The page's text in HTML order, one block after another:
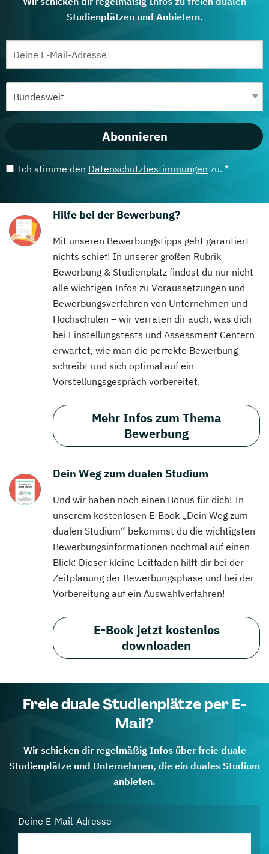
Studienplätzen und Anbietern.
Abonnieren
Ich stimme den Datenschutzbestimmungen zu. *
Hilfe bei der Bewerbung?
Mit unseren Bewerbungstipps geht garantiert
nichts schief! In unserer großen Rubrik
Bewerbung & Studienplatz findest du nur nicht
alle wichtigen Infos zu Voraussetzungen und
Bewerbungsverfahren von Unternehmen und
Hochschulen – wir verraten dir auch, was dich
bei Einstellungstests und Assessment Centern
erwartet, wie man die perfekte Bewerbung
schreibt und sich optimal auf ein
Vorstellungsgespräch vorbereitet.
Mehr Infos zum Thema
Bewerbung
Dein Weg zum dualen Studium
Und wir haben noch einen Bonus für dich! In
unserem kostenlosen E-Book „Dein Weg zum
dualen Studium“ bekommst du die wichtigsten
Bewerbungsinformationen nochmal auf einen
Blick: Dieser kleine Leitfaden hilft dir bei der
Zeitplanung der Bewerbungsphase und bei der
Vorbereitung auf ein Auswahlverfahren!
E-Book jetzt kostenlos
downloaden
Freie duale Studienplätze per E-
Mail?
Wir schicken dir regelmäßig Infos über freie duale
Studienplätze und Unternehmen, die ein duales Studium
anbieten.
Deine E-Mail-Adresse